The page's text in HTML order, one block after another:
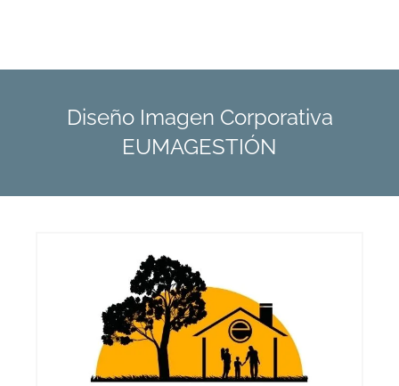
Diseño Imagen Corporativa
EUMAGESTIÓN